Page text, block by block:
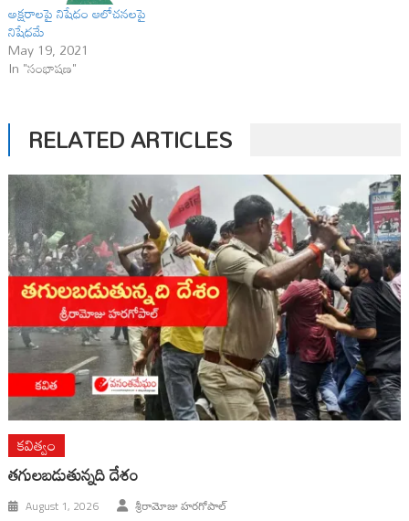
అక్షరాలపై నిషేధం ఆలోచనలపై
నిషేధమే
May 19, 2021
In "సంభాషణ"
RELATED ARTICLES
కవిత్వం
తగులబడుతున్నది దేశం
August 1, 2026 శ్రీరామోజు హరగోపాల్